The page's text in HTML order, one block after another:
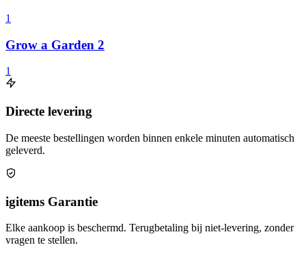
1
Grow a Garden 2
1
Directe levering
De meeste bestellingen worden binnen enkele minuten automatisch
geleverd.
igitems Garantie
Elke aankoop is beschermd. Terugbetaling bij niet-levering, zonder
vragen te stellen.